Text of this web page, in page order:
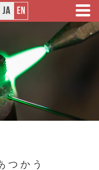
つかう